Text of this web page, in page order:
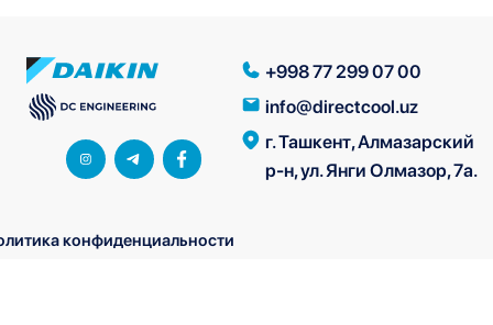
+998 77 299 07 00
info@directcool.uz
г. Ташкент, Алмазарский
р-н, ул. Янги Олмазор, 7а.
конфиденциальности